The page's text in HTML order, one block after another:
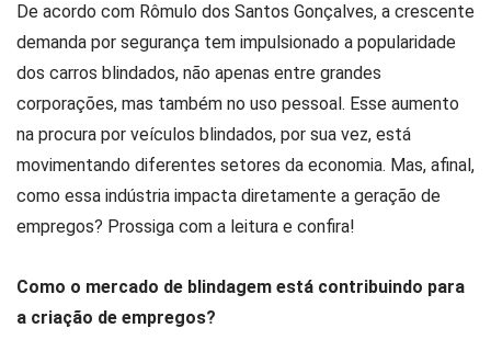
De acordo com Rômulo dos Santos Gonçalves, a crescente
demanda por segurança tem impulsionado a popularidade
dos carros blindados, não apenas entre grandes
corporações, mas também no uso pessoal. Esse aumento
na procura por veículos blindados, por sua vez, está
movimentando diferentes setores da economia. Mas, afinal,
como essa indústria impacta diretamente a geração de
empregos? Prossiga com a leitura e confira!
Como o mercado de blindagem está contribuindo para
a criação de empregos?